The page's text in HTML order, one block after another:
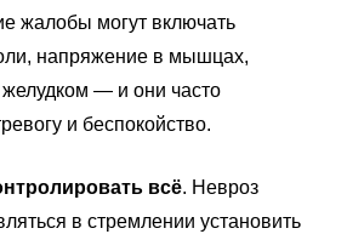
жалобы могут включать
напряжение в мышцах,
— и они часто
и беспокойство.
всё. Невроз
в стремлении установить